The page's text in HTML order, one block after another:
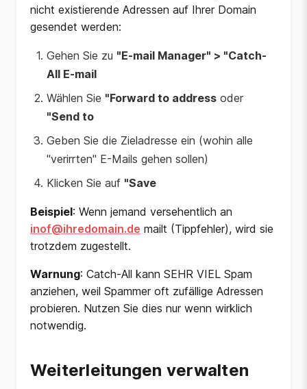
nicht existierende Adressen auf Ihrer Domain
gesendet werden:
Gehen Sie zu "E-mail Manager" > "Catch-
All E-mail
Wählen Sie "Forward to address oder
"Send to
Geben Sie die Zieladresse ein (wohin alle
"verirrten" E-Mails gehen sollen)
Klicken Sie auf "Save
Beispiel: Wenn jemand versehentlich an
inof@ihredomain.de mailt (Tippfehler), wird sie
trotzdem zugestellt.
Warnung: Catch-All kann SEHR VIEL Spam
anziehen, weil Spammer oft zufällige Adressen
probieren. Nutzen Sie dies nur wenn wirklich
notwendig.
Weiterleitungen verwalten